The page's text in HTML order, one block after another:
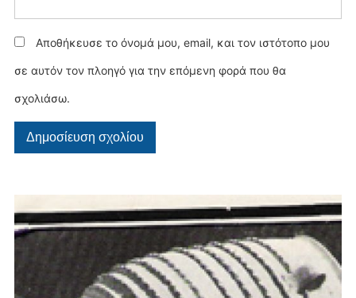
Αποθήκευσε το όνομά μου, email, και τον ιστότοπο μου
σε αυτόν τον πλοηγό για την επόμενη φορά που θα
σχολιάσω.